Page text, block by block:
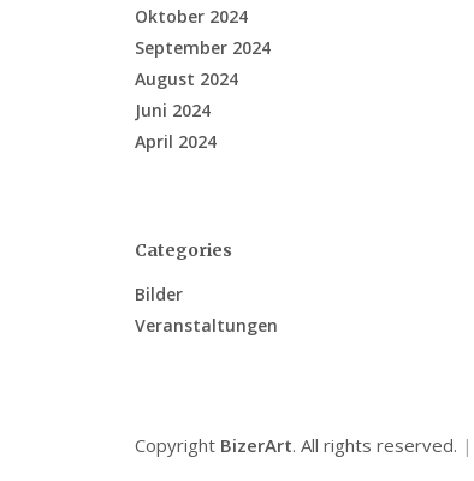
Oktober 2024
September 2024
August 2024
Juni 2024
April 2024
Categories
Bilder
Veranstaltungen
Copyright BizerArt. All rights reserved.